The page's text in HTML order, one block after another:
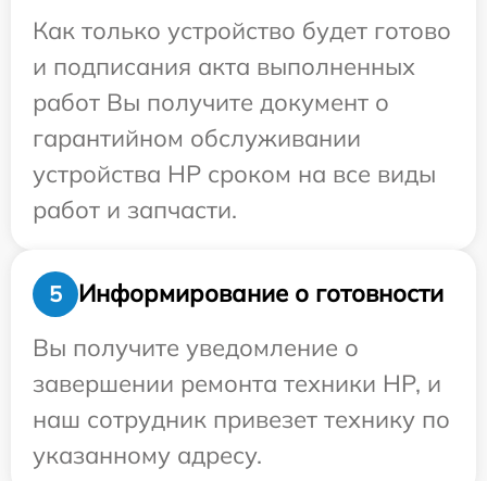
Как только устройство будет готово
и подписания акта выполненных
работ Вы получите документ о
гарантийном обслуживании
устройства HP сроком на все виды
работ и запчасти.
5
Информирование о готовности
Вы получите уведомление о
завершении ремонта техники HP, и
наш сотрудник привезет технику по
указанному адресу.